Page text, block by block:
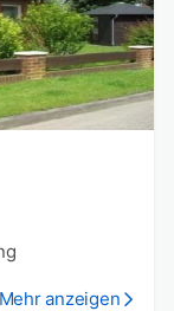
Mehr anzeigen